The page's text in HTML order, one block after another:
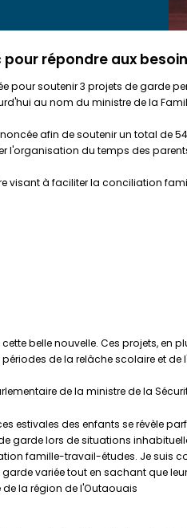
répondre aux
pour soutenir 3 projets de
au nom du ministre de la
afin de soutenir un total de
du temps des
visant à faciliter la conciliation
belle nouvelle. Ces projets,
de la relâche scolaire et
de la ministre de la
estivales des enfants se révèle
lors de situations
famille-travail-études. Je suis
variée tout en sachant que
la région de l'Outaouais